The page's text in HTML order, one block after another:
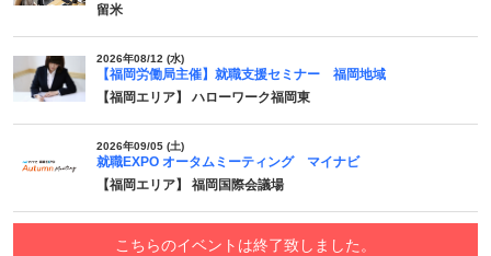
留米
2026年08/12 (水)
【福岡労働局主催】就職支援セミナー 福岡地域
【福岡エリア】 ハローワーク福岡東
2026年09/05 (土)
就職EXPO オータムミーティング マイナビ
【福岡エリア】 福岡国際会議場
こちらのイベントは終了致しました。